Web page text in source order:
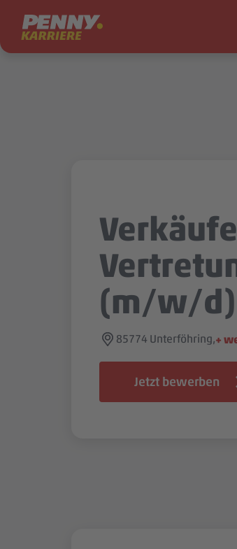
Zum Inhalt springen
(m/w/d)
85774 Unterföhring,+
Jetzt bewerben